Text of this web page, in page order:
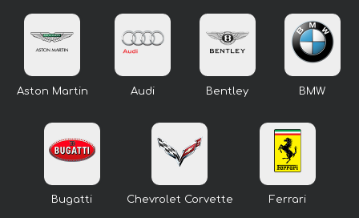
Aston Martin Audi Bentley BMW
Bugatti Chevrolet Corvette Ferrari